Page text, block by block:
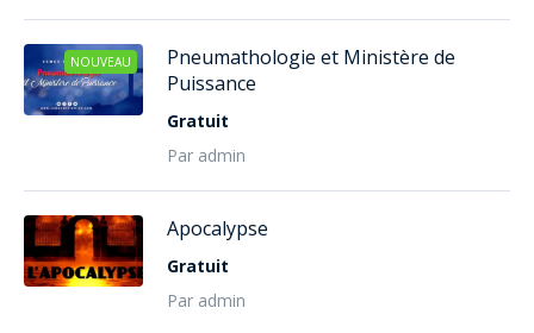
NOUVEAU
Pneumathologie et Ministère de
Puissance
Gratuit
Par admin
Apocalypse
Gratuit
Par admin